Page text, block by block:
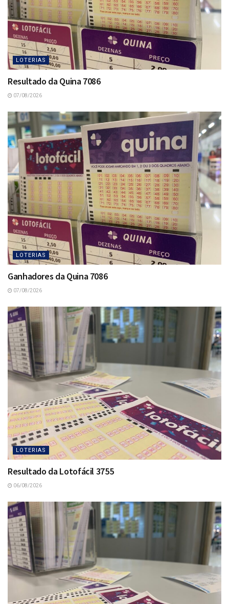
LOTERIAS
Resultado da Quina 7086
07/08/2026
LOTERIAS
Ganhadores da Quina 7086
07/08/2026
LOTERIAS
Resultado da Lotofácil 3755
06/08/2026